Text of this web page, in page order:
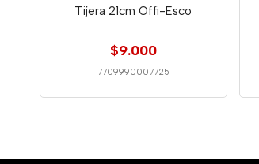
Tijera 21cm Offi-Esco
$9.000
7709990007725